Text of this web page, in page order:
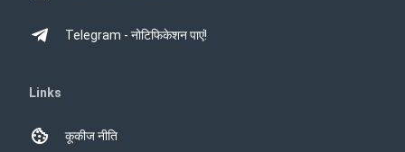
Telegram - नोटिफिकेशन पाएं!
Links
कूकीज नीति